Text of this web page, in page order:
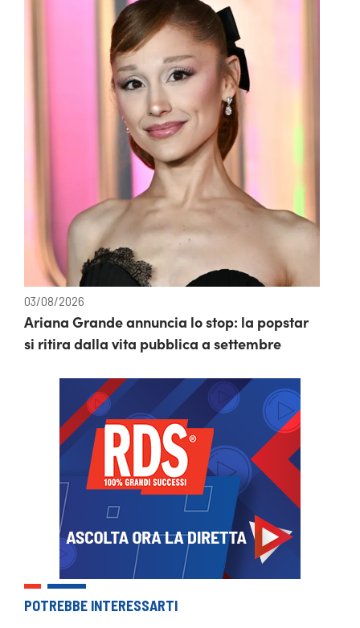
03/08/2026
Ariana Grande annuncia lo stop: la popstar
si ritira dalla vita pubblica a settembre
POTREBBE INTERESSARTI